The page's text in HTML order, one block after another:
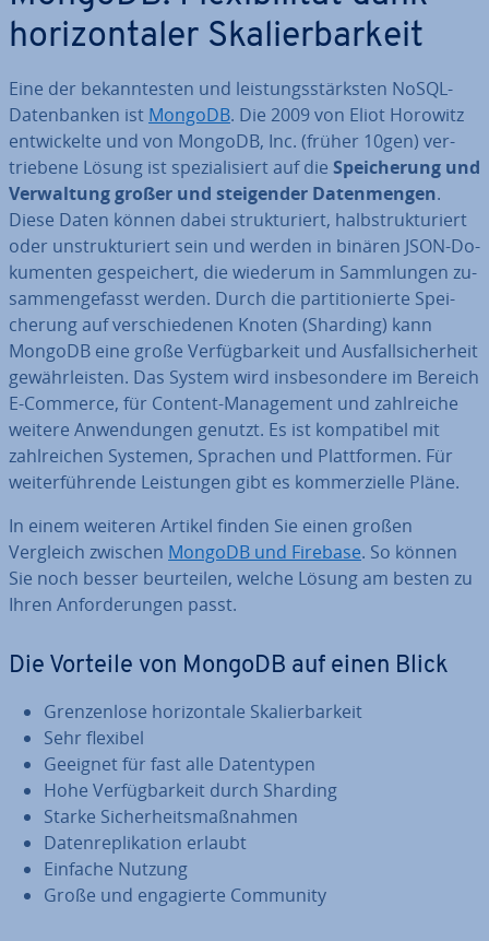
ho­ri­zon­ta­ler Ska­lier­bar­keit
Eine der be­kann­tes­ten und leis­tungs­stärks­ten NoSQL-
Da­ten­ban­ken ist MongoDB. Die 2009 von Eliot Horowitz
ent­wi­ckel­te und von MongoDB, Inc. (früher 10gen) ver­
trie­be­ne Lösung ist spe­zia­li­siert auf die Spei­che­rung und
Ver­wal­tung großer und stei­gen­der Da­ten­men­gen.
Diese Daten können dabei struk­tu­riert, halb­struk­tu­riert
oder un­struk­tu­riert sein und werden in binären JSON-Do­
ku­men­ten ge­spei­chert, die wiederum in Samm­lun­gen zu­
sam­men­ge­fasst werden. Durch die par­ti­tio­nier­te Spei­
che­rung auf ver­schie­de­nen Knoten (Sharding) kann
MongoDB eine große Ver­füg­bar­keit und Aus­fall­si­cher­heit
ge­währ­leis­ten. Das System wird ins­be­son­de­re im Bereich
E-Commerce, für Content-Ma­nage­ment und zahl­rei­che
weitere An­wen­dun­gen genutzt. Es ist kom­pa­ti­bel mit
zahl­rei­chen Systemen, Sprachen und Platt­for­men. Für
wei­ter­füh­ren­de Leis­tun­gen gibt es kom­mer­zi­el­le Pläne.
In einem weiteren Artikel finden Sie einen großen
Vergleich zwischen MongoDB und Firebase. So können
Sie noch besser be­ur­tei­len, welche Lösung am besten zu
Ihren An­for­de­run­gen passt.
Die Vorteile von MongoDB auf einen Blick
Gren­zen­lo­se ho­ri­zon­ta­le Ska­lier­bar­keit
Sehr flexibel
Geeignet für fast alle Da­ten­ty­pen
Hohe Ver­füg­bar­keit durch Sharding
Starke Si­cher­heits­maß­nah­men
Da­ten­re­pli­ka­ti­on erlaubt
Einfache Nutzung
Große und en­ga­gier­te Community